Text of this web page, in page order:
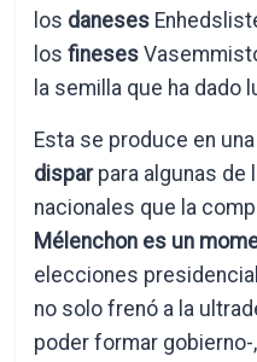
los daneses
losfineses
la semilla que ha dado
Esta se produce en una
dispar para algunas
nacionales que la
Mélenchon es un
elecciones
no solo frenó a la
poder formar gobierno-,